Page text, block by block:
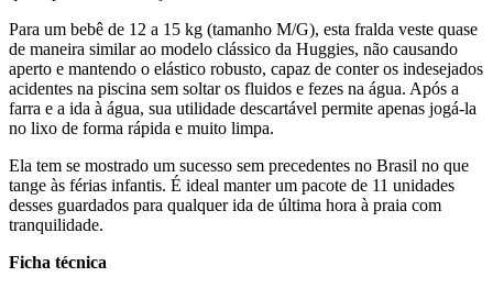
Para um bebê de 12 a 15 kg (tamanho M/G), esta fralda veste quase
de maneira similar ao modelo clássico da Huggies, não causando
aperto e mantendo o elástico robusto, capaz de conter os indesejados
acidentes na piscina sem soltar os fluidos e fezes na água. Após a
farra e a ida à água, sua utilidade descartável permite apenas jogá-la
no lixo de forma rápida e muito limpa.
Ela tem se mostrado um sucesso sem precedentes no Brasil no que
tange às férias infantis. É ideal manter um pacote de 11 unidades
desses guardados para qualquer ida de última hora à praia com
tranquilidade.
Ficha técnica